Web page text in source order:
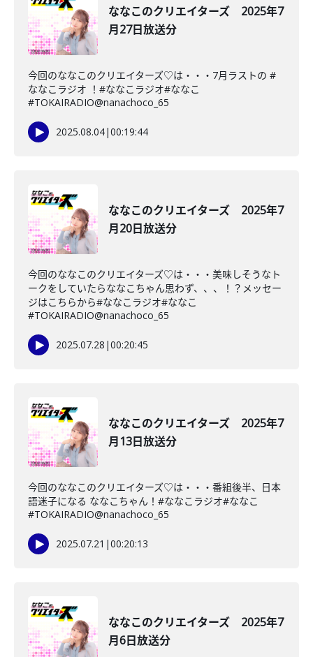
ななこのクリエイターズ 2025年7
月27日放送分
今回のななこのクリエイターズ♡は・・・7月ラストの #
ななこラジオ ！#ななこラジオ#ななこ
#TOKAIRADIO@nanachoco_65
2025.08.04|00:19:44
ななこのクリエイターズ 2025年7
月20日放送分
今回のななこのクリエイターズ♡は・・・美味しそうなト
ークをしていたらななこちゃん思わず、、、！？メッセー
ジはこちらから#ななこラジオ#ななこ
#TOKAIRADIO@nanachoco_65
2025.07.28 |00:20:45
ななこのクリエイターズ 2025年7
月13日放送分
今回のななこのクリエイターズ♡は・・・番組後半、日本
語迷子になる ななこちゃん！#ななこラジオ#ななこ
#TOKAIRADIO@nanachoco_65
2025.07.21 |00:20:13
ななこのクリエイターズ 2025年7
月6日放送分